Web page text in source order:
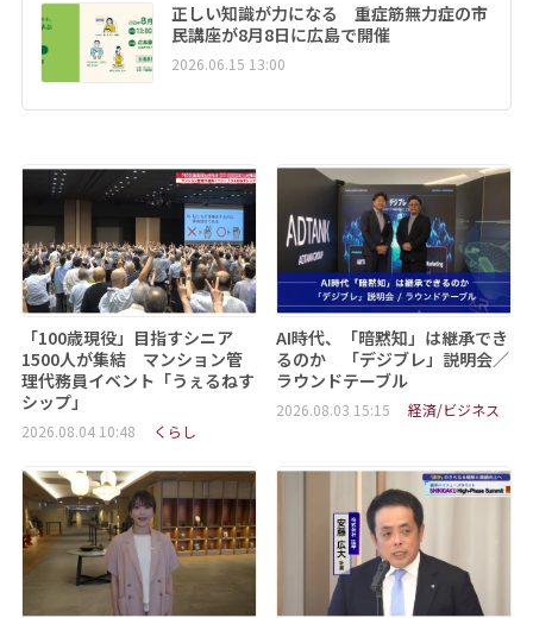
正しい知識が力になる 重症筋無力症の市
民講座が8月8日に広島で開催
2026.06.15 13:00
「100歳現役」目指すシニア
1500人が集結 マンション管
理代務員イベント「うぇるねす
シップ」
2026.08.04 10:48 くらし
AI時代、「暗黙知」は継承でき
るのか 「デジブレ」説明会／
ラウンドテーブル
2026.08.03 15:15 経済/ビジネス